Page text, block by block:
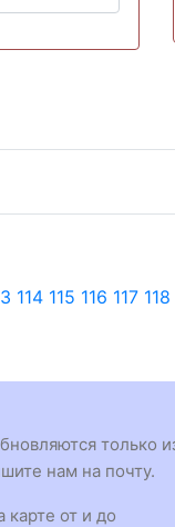
114 115 116 117 118
только
нам на почту.
от и до